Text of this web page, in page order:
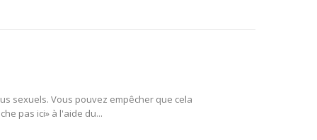
sexuels. Vous pouvez empêcher que cela
pas ici» à l'aide du...